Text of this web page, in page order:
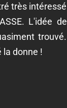
très intéressé
L'idée de
trouvé.
la donne !